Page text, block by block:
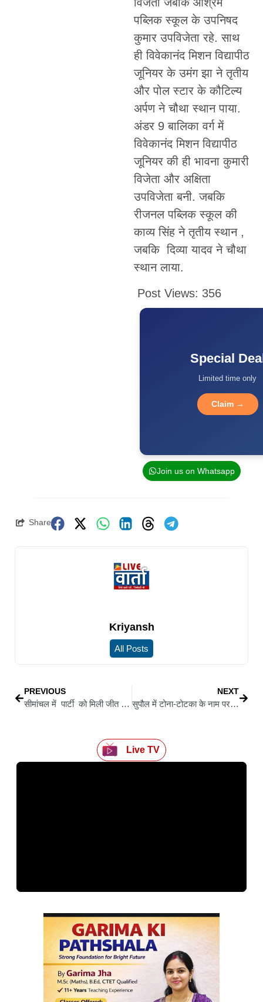
पब्लिक स्कूल के उपनिषद
कुमार उपविजेता रहे. साथ
ही विवेकानंद मिशन विद्यापीठ
जूनियर के उमंग झा ने तृतीय
और पोल स्टार के कौटिल्य
अर्पण ने चौथा स्थान पाया.
अंडर 9 बालिका वर्ग में
विवेकानंद मिशन विद्यापीठ
जूनियर की ही भावना कुमारी
विजेता और अक्षिता
उपविजेता बनी. जबकि
रीजनल पब्लिक स्कूल की
काव्य सिंह ने तृतीय स्थान ,
जबकि दिव्या यादव ने चौथा
स्थान लाया.
Post Views: 356
Special
Limited time only
Claim →
Join us on Whatsapp
Share
Kriyansh
All Posts
PREVIOUS
सीमांचल में पार्टी को मिली जीत पर असदुद्दीन ओवैसी ने कोचाधामन में वोटरों को किया शुक्रिया अदा
NEXT
सुपौल में टोना-टोटका के नाम पर बुजुर्ग महिला से 4 लाख के जेवर की ठगी, CCTV फुटेज आया सामने
Live TV